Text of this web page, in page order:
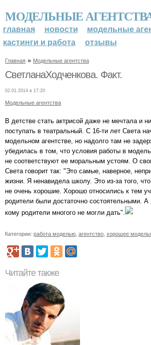
МОДЕЛЬНЫЕ
главная новости
модельные
кастинги и работа
отзывы
Главная » Модельные агентства
СветланаХодченкова. Факт.
02.01.2014 в 17:20
Модельные агентства
В детстве стать актрисой даже не мечтала и
поступать в театральный. С 16-ти лет Света
модельном агентстве, но надолго там не
убедилась в том, что условия работы в
не соответствуют ее моральным устоям. О
Света говорит так: "Это самые, наверное,
жизни. Я ненавидела школу. Это из-за того,
не очень хорошие. Хорошо относились к тем
родители были достаточно состоятельными. А
кому родители многого не могли дать".
Категории: работа моделью агентство хорошее
Читайте также